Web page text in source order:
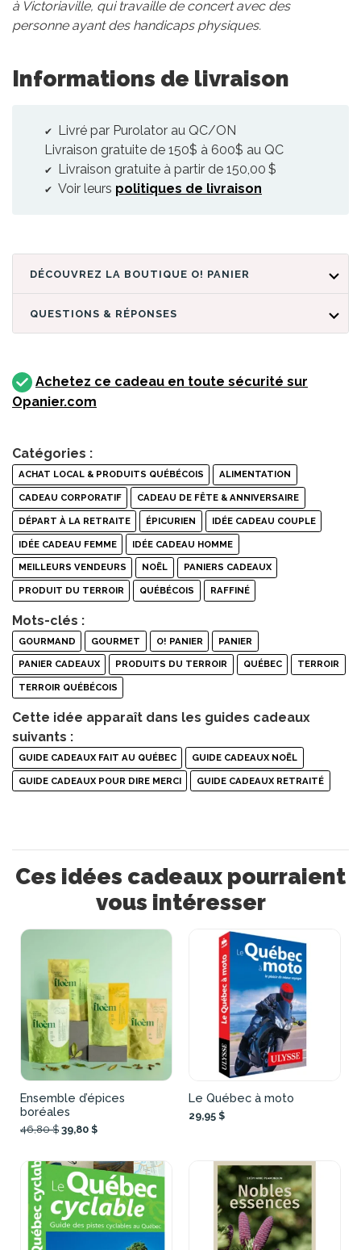
à Victoriaville, qui travaille de concert avec des
personne ayant des handicaps physiques.
Informations de livraison
Livré par Purolator au QC/ON
Livraison gratuite de 150$ à 600$ au QC
Livraison gratuite à partir de 150,00 $
Voir leurs politiques de livraison
DÉCOUVREZ LA BOUTIQUE O! PANIER
QUESTIONS & RÉPONSES
Achetez ce cadeau en toute sécurité sur
Opanier.com
Catégories :
ACHAT LOCAL & PRODUITS QUÉBÉCOIS ALIMENTATION
CADEAU CORPORATIF CADEAU DE FÊTE & ANNIVERSAIRE
DÉPART À LA RETRAITE ÉPICURIEN IDÉE CADEAU COUPLE
IDÉE CADEAU FEMME IDÉE CADEAU HOMME
MEILLEURS VENDEURS NOËL PANIERS CADEAUX
PRODUIT DU TERROIR QUÉBÉCOIS RAFFINÉ
Mots-clés :
GOURMAND GOURMET O! PANIER PANIER
PANIER CADEAUX PRODUITS DU TERROIR QUÉBEC TERROIR
TERROIR QUÉBÉCOIS
Cette idée apparaît dans les guides cadeaux
suivants :
GUIDE CADEAUX FAIT AU QUÉBEC GUIDE CADEAUX NOËL
GUIDE CADEAUX POUR DIRE MERCI GUIDE CADEAUX RETRAITÉ
Ces idées cadeaux pourraient
vous intéresser
Ensemble d’épices
boréales
46,80 $ 39,80 $
Le Québec à moto
29,95 $